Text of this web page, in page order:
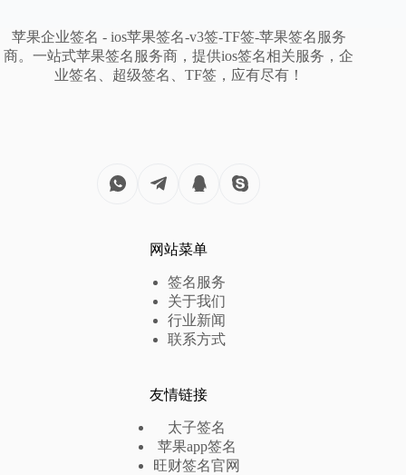
苹果企业签名 - ios苹果签名-v3签-TF签-苹果签名服务
商。一站式苹果签名服务商，提供ios签名相关服务，企
业签名、超级签名、TF签，应有尽有！
网站菜单
签名服务
关于我们
行业新闻
联系方式
友情链接
太子签名
苹果app签名
旺财签名官网